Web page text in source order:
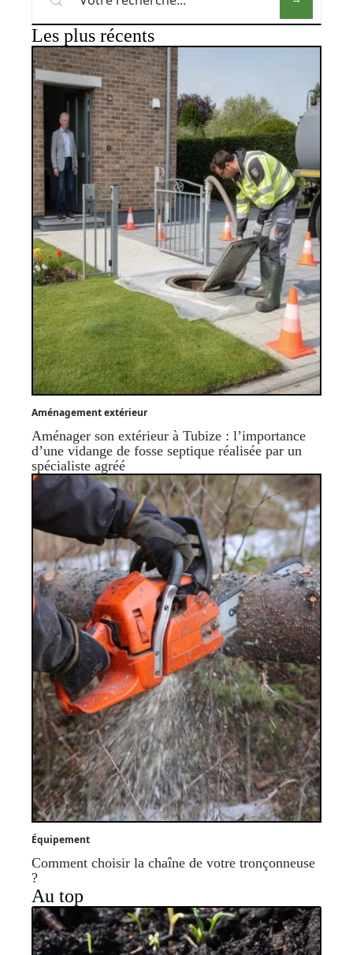
Les plus récents
Aménagement extérieur
Aménager son extérieur à Tubize : l’importance
d’une vidange de fosse septique réalisée par un
spécialiste agréé
Équipement
Comment choisir la chaîne de votre tronçonneuse
?
Au top